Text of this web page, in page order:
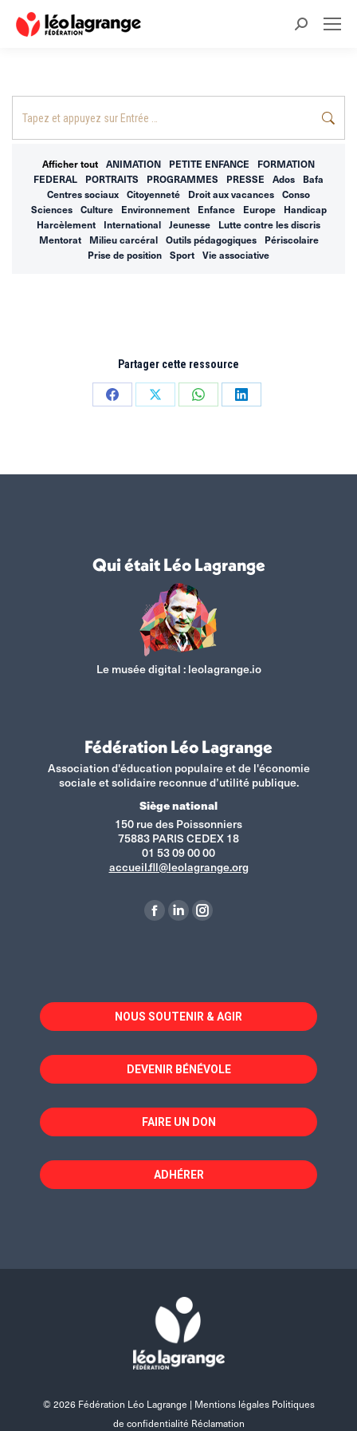
Recherche
Afficher tout ANIMATION PETITE ENFANCE
FORMATION
FEDERAL
PORTRAITS PROGRAMMES PRESSE Ados
Bafa
Centres sociaux
Citoyenneté Droit aux vacances
Conso
Sciences
Culture Environnement Enfance Europe
Handicap
Harcèlement
International Jeunesse
Lutte contre les discris
Mentorat
Milieu carcéral Outils pédagogiques
Périscolaire
Prise de position
Sport Vie associative
Partager cette ressource
PartagerPartagerPartagerPartager
Qui était Léo Lagrange
Le musée digital : leolagrange.io
Fédération Léo Lagrange
Association d'éducation populaire et de l'économie
sociale et solidaire reconnue d’utilité publique.
Siège national
150 rue des Poissonniers
75883 PARIS CEDEX 18
01 53 09 00 00
accueil.fll@leolagrange.org
La
dans
une
fenêtre
La
dans
une
fenêtre
La
dans
une
fenêtre
NOUS SOUTENIR & AGIR
DEVENIR BÉNÉVOLE
FAIRE UN DON
ADHÉRER
© 2026 Fédération Léo Lagrange | Mentions légales Politiques
de confidentialité Réclamation